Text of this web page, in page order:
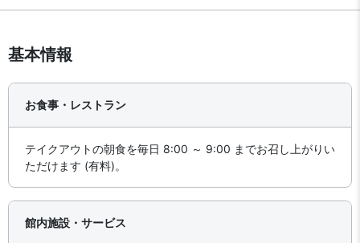
基本情報
お食事・レストラン
テイクアウトの朝食を毎日 8:00 ～ 9:00 までお召し上がりい
ただけます (有料)。
館内施設・サービス